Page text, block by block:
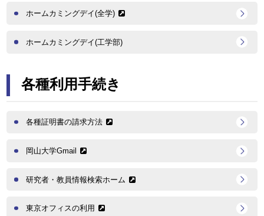
ホームカミングデイ(全学)
ホームカミングデイ(工学部)
各種利用手続き
各種証明書の請求方法
岡山大学Gmail
研究者・教員情報検索ホーム
東京オフィスの利⽤